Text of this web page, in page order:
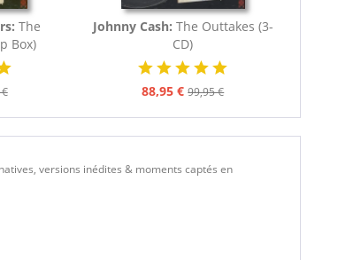
The
Box)
Johnny Cash: The Outtakes (3-
CD)
88,95 € 99,95 €
versions inédites & moments captés en